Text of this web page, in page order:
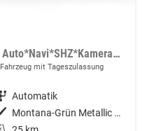
MAX Hybrid 145 6AT Android Auto*Navi*SHZ*Kamera*Totwinkel*Keyless*17"*Klimaauto
Fahrzeug mit Tageszulassung
Getriebe Automatik
Außenfarbe
Montana-Grün Metallic mit weißem Dach